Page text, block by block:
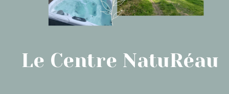
Le Centre NatuRéau